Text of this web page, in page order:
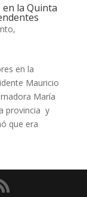
la Quinta
,
en la
Mauricio
María
provincia y
que era